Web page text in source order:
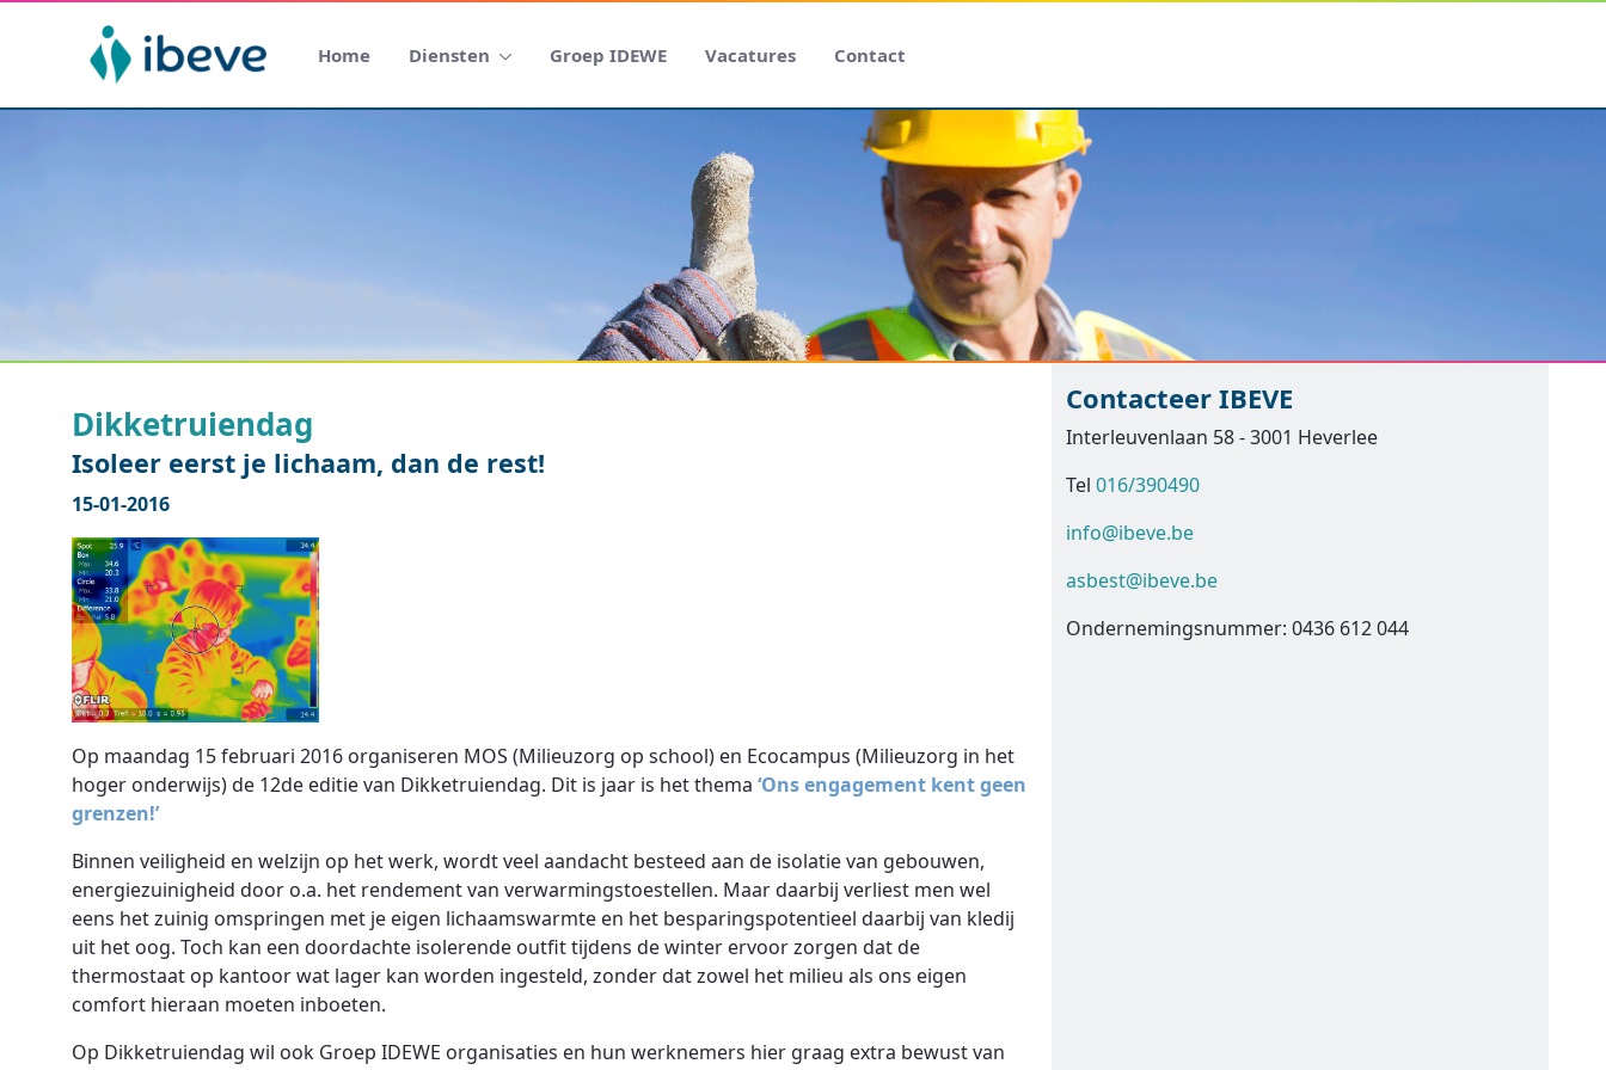
Home Diensten Groep IDEWE Vacatures Contact
Dikketruiendag
Isoleer eerst je lichaam, dan de rest!
15-01-2016
Op maandag 15 februari 2016 organiseren MOS (Milieuzorg op school) en Ecocampus (Milieuzorg in het
hoger onderwijs) de 12de editie van Dikketruiendag. Dit is jaar is het thema ‘Ons engagement kent geen
grenzen!’
Binnen veiligheid en welzijn op het werk, wordt veel aandacht besteed aan de isolatie van gebouwen,
energiezuinigheid door o.a. het rendement van verwarmingstoestellen. Maar daarbij verliest men wel
eens het zuinig omspringen met je eigen lichaamswarmte en het besparingspotentieel daarbij van kledij
uit het oog. Toch kan een doordachte isolerende outfit tijdens de winter ervoor zorgen dat de
thermostaat op kantoor wat lager kan worden ingesteld, zonder dat zowel het milieu als ons eigen
comfort hieraan moeten inboeten.
Op Dikketruiendag wil ook Groep IDEWE organisaties en hun werknemers hier graag extra bewust van
Contacteer IBEVE
Interleuvenlaan 58 - 3001 Heverlee
Tel 016/390490
info@ibeve.be
asbest@ibeve.be
Ondernemingsnummer: 0436 612 044